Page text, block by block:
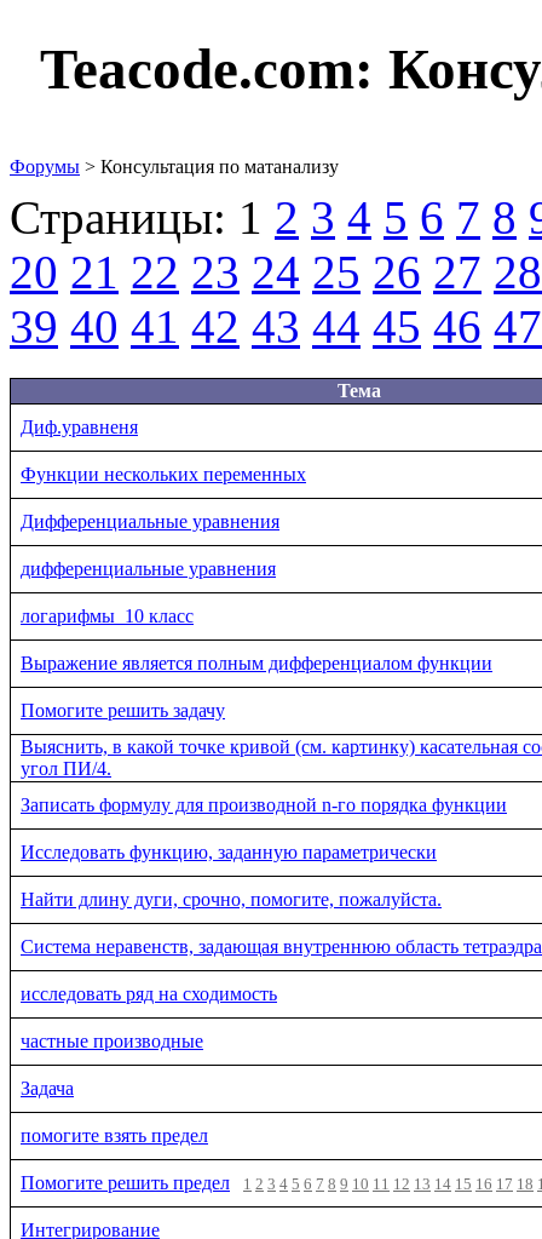
Teacode.com:
Форумы > Консультация по матанализу
Страницы: 1 2 3 4 5 6 7 8
20 21 22 23 24 25 26 27 28
39 40 41 42 43 44 45 46 47
Тема
Диф.уравненя
Функции нескольких переменных
Дифференциальные уравнения
дифференциальные уравнения
логарифмы_10 класс
Выражение является полным дифференциалом функции
Помогите решить задачу
Выяснить, в какой точке кривой (см. картинку) касательная
угол ПИ/4.
Записать формулу для производной n-го порядка функции
Исследовать функцию, заданную параметрически
Найти длину дуги, срочно, помогите, пожалуйста.
Система неравенств, задающая внутреннюю область
исследовать ряд на сходимость
частные производные
Задача
помогите взять предел
Помогите решить предел 1 2 3 4 5 6 7 8 9 10 11 12 13 14 15 16 17 18
Интегрирование